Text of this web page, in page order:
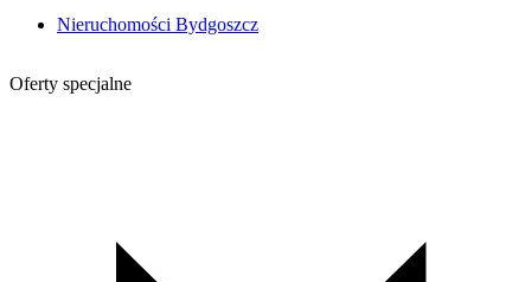
Nieruchomości Bydgoszcz
Oferty specjalne